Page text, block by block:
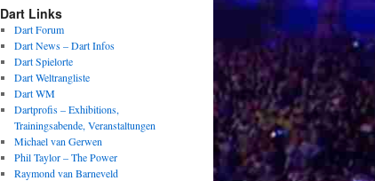
Dart Links
Dart Forum
Dart News – Dart Infos
Dart Spielorte
Dart Weltrangliste
Dart WM
Dartprofis – Exhibitions,
Trainingsabende, Veranstaltungen
Michael van Gerwen
Phil Taylor – The Power
Raymond van Barneveld